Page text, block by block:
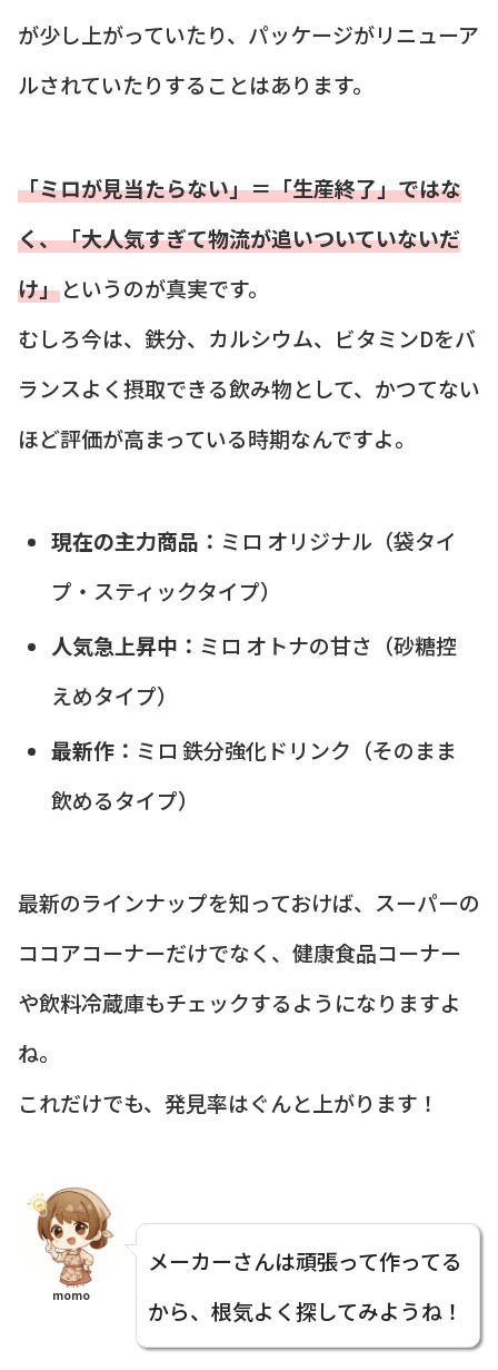
が少し上がっていたり、パッケージがリニューア
ルされていたりすることはあります。
「ミロが見当たらない」＝「生産終了」ではな
く、「大人気すぎて物流が追いついていないだ
け」というのが真実です。
むしろ今は、鉄分、カルシウム、ビタミンDをバ
ランスよく摂取できる飲み物として、かつてない
ほど評価が高まっている時期なんですよ。
現在の主力商品： ミロ オリジナル（袋タイ
プ・スティックタイプ）
人気急上昇中： ミロ オトナの甘さ（砂糖控
えめタイプ）
最新作： ミロ 鉄分強化ドリンク（そのまま
飲めるタイプ）
最新のラインナップを知っておけば、スーパーの
ココアコーナーだけでなく、健康食品コーナー
や飲料冷蔵庫もチェックするようになりますよ
ね。
これだけでも、発見率はぐんと上がります！
momo
メーカーさんは頑張って作ってる
から、根気よく探してみようね！